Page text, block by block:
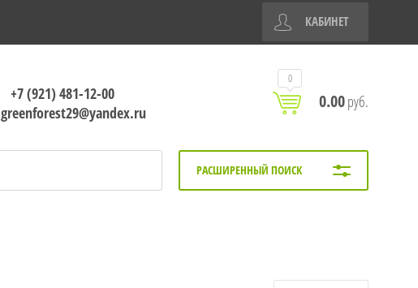
КАБИНЕТ
+7 (921) 481-12-00
greenforest29@yandex.ru
0
0.00руб.
РАСШИРЕННЫЙ ПОИСК